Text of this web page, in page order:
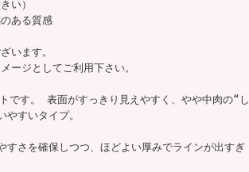
い）
ある質感
います。
ージとしてご利用下さい。
です。 表面がすっきり見えやすく、やや中肉の“し
すいタイプ。
さを確保しつつ、ほどよい厚みでラインが出すぎ